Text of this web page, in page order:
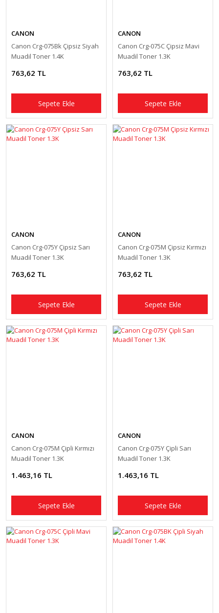
CANON
Canon Crg-075Bk Çipsiz Siyah
Muadil Toner 1.4K
763,62 TL
Sepete Ekle
CANON
Canon Crg-075C Çipsiz Mavi
Muadil Toner 1.3K
763,62 TL
Sepete Ekle
CANON
Canon Crg-075Y Çipsiz Sarı
Muadil Toner 1.3K
763,62 TL
Sepete Ekle
CANON
Canon Crg-075M Çipsiz Kırmızı
Muadil Toner 1.3K
763,62 TL
Sepete Ekle
CANON
Canon Crg-075M Çipli Kırmızı
Muadil Toner 1.3K
1.463,16 TL
Sepete Ekle
CANON
Canon Crg-075Y Çipli Sarı
Muadil Toner 1.3K
1.463,16 TL
Sepete Ekle